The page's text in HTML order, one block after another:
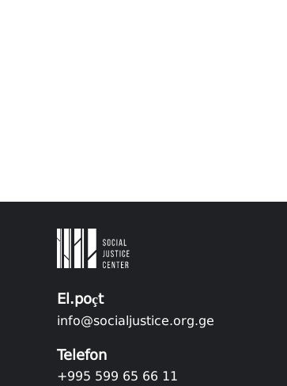
El.poçt
info@socialjustice.org.ge
Telefon
+995 599 65 66 11